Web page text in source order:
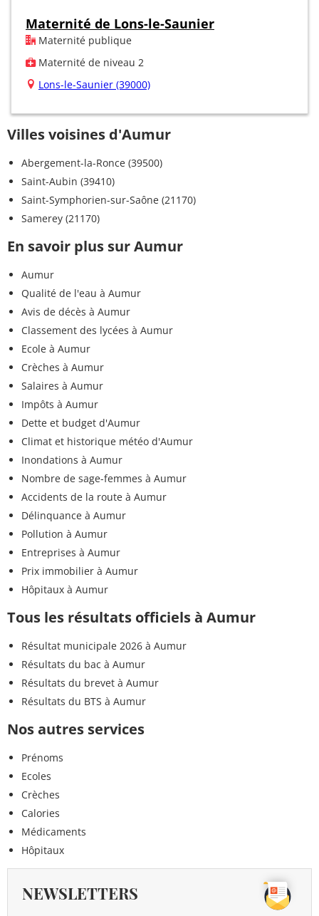
Maternité de Lons-le-Saunier
Maternité publique
Maternité de niveau 2
Lons-le-Saunier (39000)
Villes voisines d'Aumur
Abergement-la-Ronce (39500)
Saint-Aubin (39410)
Saint-Symphorien-sur-Saône (21170)
Samerey (21170)
En savoir plus sur Aumur
Aumur
Qualité de l'eau à Aumur
Avis de décès à Aumur
Classement des lycées à Aumur
Ecole à Aumur
Crèches à Aumur
Salaires à Aumur
Impôts à Aumur
Dette et budget d'Aumur
Climat et historique météo d'Aumur
Inondations à Aumur
Nombre de sage-femmes à Aumur
Accidents de la route à Aumur
Délinquance à Aumur
Pollution à Aumur
Entreprises à Aumur
Prix immobilier à Aumur
Hôpitaux à Aumur
Tous les résultats officiels à Aumur
Résultat municipale 2026 à Aumur
Résultats du bac à Aumur
Résultats du brevet à Aumur
Résultats du BTS à Aumur
Nos autres services
Prénoms
Ecoles
Crèches
Calories
Médicaments
Hôpitaux
NEWSLETTERS